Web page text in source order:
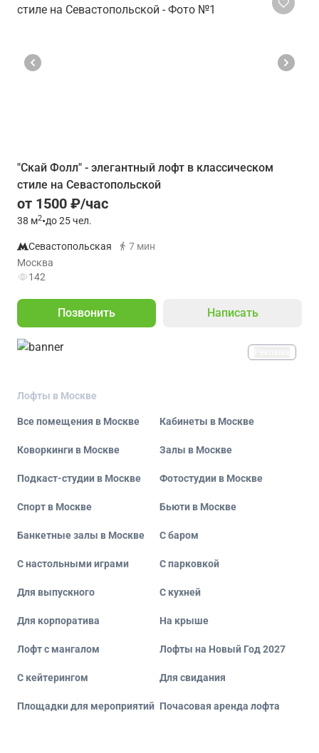
"Скай Фолл" - элегантный лофт в классическом
стиле на Севастопольской
от 1500 ₽/час
38 м2•до 25 чел.
Севастопольская
7 мин
Москва
142
Позвонить Написать
Лофты в Москве
Все помещения в Москве Кабинеты в Москве
Коворкинги в Москве Залы в Москве
Подкаст-студии в Москве Фотостудии в Москве
Спорт в Москве Бьюти в Москве
Банкетные залы в Москве С баром
С настольными играми С парковкой
Для выпускного С кухней
Для корпоратива На крыше
Лофт с мангалом Лофты на Новый Год 2027
С кейтерингом Для свидания
Площадки для мероприятий Почасовая аренда лофта